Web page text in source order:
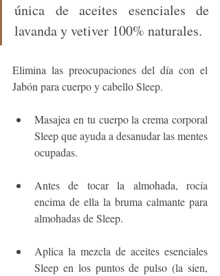
única de aceites esenciales de
lavanda y vetiver 100% naturales.
Elimina las preocupaciones del día con el
Jabón para cuerpo y cabello Sleep.
Masajea en tu cuerpo la crema corporal
Sleep que ayuda a desanudar las mentes
ocupadas.
Antes de tocar la almohada, rocía
encima de ella la bruma calmante para
almohadas de Sleep.
Aplica la mezcla de aceites esenciales
Sleep en los puntos de pulso (la sien,